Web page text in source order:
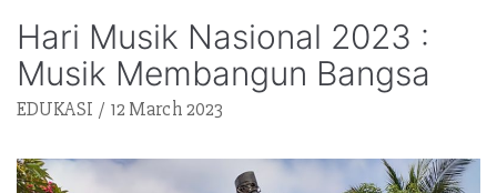
Hari Musik Nasional 2023 :
Musik Membangun Bangsa
EDUKASI 12 March 2023